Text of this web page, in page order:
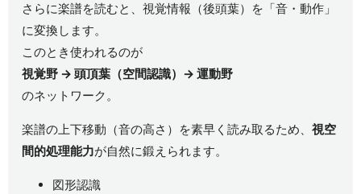
さらに楽譜を読むと、視覚情報（後頭葉）を「音・動作」
に変換します。
このとき使われるのが
視覚野 → 頭頂葉（空間認識）→ 運動野
のネットワーク。
楽譜の上下移動（音の高さ）を素早く読み取るため、視空
間的処理能力が自然に鍛えられます。
図形認識